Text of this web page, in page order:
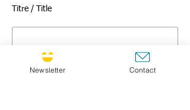
Titre / Title
Message *
Newsletter Contact